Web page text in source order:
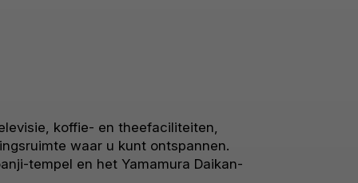
koffie- en theefaciliteiten,
waar u kunt ontspannen.
tempel en het Yamamura Daikan-